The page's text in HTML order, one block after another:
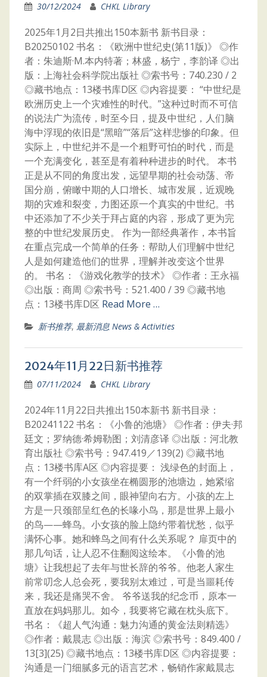
30/12/2024 CHKL Library
2025年1月2日共推出150本新书 新书目录：
B20250102 书名：《欧洲中世纪史(第11版)》 ◎作
者：朱迪斯·M.本内特著；林盛，杨宁，李韵译 ◎出
版：上海社会科学院出版社 ◎索书号：740.230 / 2
◎藏书地点：13楼书库D区 ◎内容提要： “中世纪是
欧洲历史上一个灾难性的时代。”这种过时而不可信
的说法广为流传，时至今日，提及中世纪，人们脑
海中浮现的依旧是“黑暗”“落后”这样悲惨的印象。但
实际上，中世纪并不是一个粗野可怕的时代，而是
一个充满变化，甚至是有着种种进步的时代。 本书
正是从不同的角度出发，远望早期的社会动荡、帝
国分崩，俯瞰中期的人口增长、城市发展，近观晚
期的灾难和裂变，力图还原一个真实的中世纪。书
中还添加了不少关于拜占庭的内容，形成了更为完
整的中世纪发展历史。 作为一部经典著作，本书旨
在重点完成一个简单的任务：帮助人们理解中世纪
人是如何建造他们的世界，理解并改变这个世界
的。 书名：《游戏化教学的技术》 ◎作者：王永福
◎出版：商周 ◎索书号：521.400 / 39 ◎藏书地
点：13楼书库D区 Read More …
新书推荐, 最新消息 News & Activities
2024年11月22日新书推荐
07/11/2024 CHKL Library
2024年11月22日共推出150本新书 新书目录：
B20241122 书名：《小鲁的池塘》 ◎作者：伊夫·邦
廷文；罗纳德·希姆勒图；刘清彦译 ◎出版：河北教
育出版社 ◎索书号：947.419／139(2) ◎藏书地
点：13楼书库A区 ◎内容提要： 浅绿色的封面上，
有一个纤弱的小女孩坐在椭圆形的池塘边，她紧缩
的双掌插在双膝之间，眼神望向右方。小孩的左上
方是一只颈部呈红色的长喙小鸟，那是世界上最小
的鸟——蜂鸟。小女孩的脸上隐约带着忧愁，似乎
满怀心事。她和蜂鸟之间有什么关系呢？ 扉页中的
那几句话，让人忍不住翻阅这绘本。《小鲁的池
塘》让我想起了去年与世长辞的爷爷。他老人家生
前常叨念人总会死，要我别太难过，可是当噩耗传
来，我还是痛哭不舍。 爷爷送我的纪念币，原本一
直放在妈妈那儿。如今，我要将它藏在枕头底下。
书名：《超人气沟通：魅力沟通的黄金法则精选》
◎作者：戴晨志 ◎出版：海滨 ◎索书号：849.400 /
13[3](25) ◎藏书地点：13楼书库D区 ◎内容提要：
沟通是一门细腻多元的语言艺术，畅销作家戴晨志